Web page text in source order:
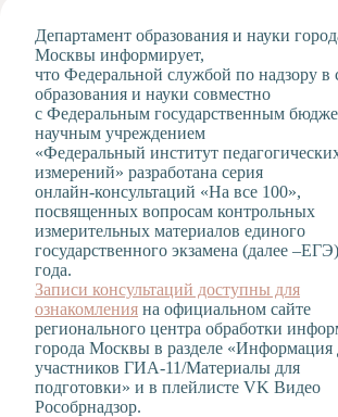
студия
Музыкальное
отделение
Психологическая
Служба
Тьюторская
служба
Департамент образования и науки
Москвы информирует,
что Федеральной службой по надзору в
образования и науки совместно
с Федеральным государственным
научным учреждением
«Федеральный институт
измерений» разработана серия
онлайн-консультаций «На все 100»,
посвященных вопросам контрольных
измерительных материалов единого
государственного экзамена (далее
года.
Записи консультаций доступны для
ознакомления на официальном сайте
регионального центра обработки
города Москвы в разделе «Информация
участников ГИА-11/Материалы для
подготовки» и в плейлисте VK Видео
Рособрнадзор.